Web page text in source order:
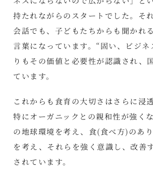
持たれながらのスタートでした。そ
会話でも、子どもたちからも聞かれ
言葉になっています。“固い、ビジネ
りもその価値と必要性が認識され、
ています。
これからも食育の大切さはさらに浸
特にオーガニックとの親和性が強く
の地球環境を考え、食(食べ方)のあ
を考え、それらを強く意識し、改善
されています。